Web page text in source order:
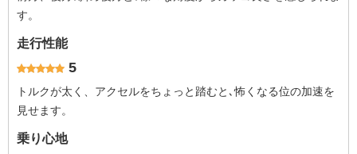
す。
走行性能
5
トルクが太く、アクセルをちょっと踏むと､怖くなる位の加速を
見せます。
乗り心地